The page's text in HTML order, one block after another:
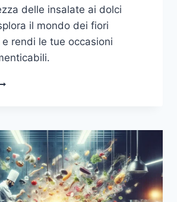
delle insalate ai dolci
il mondo dei fiori
rendi le tue occasioni